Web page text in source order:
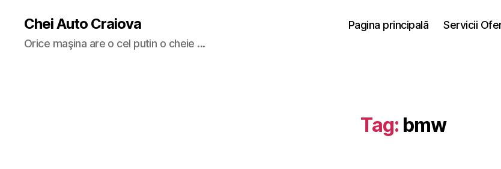
Chei Auto Craiova
Orice maşina are o cel putin o cheie ...
Pagina principală Servicii
Tag: bmw